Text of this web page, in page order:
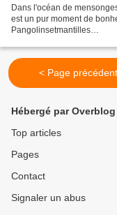
Dans l'océan de
est un pur moment de
Pangolinsetmantilles
_ SOURCE : La Chaîne
< Page
Hébergé par Overblog
Top articles
Pages
Contact
Signaler un abus